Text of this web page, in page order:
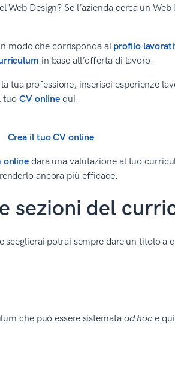
Design? Se l’azienda cerca un
modo che corrisponda al profilo
in base all’offerta di lavoro.
tua professione, inserisci esperienze
tuo CV online qui.
Crea il tuo CV online
online darà una valutazione al tuo
ancora più efficace.
sezioni del
sceglierai potrai sempre dare un titolo a
che può essere sistemata ad hoc e